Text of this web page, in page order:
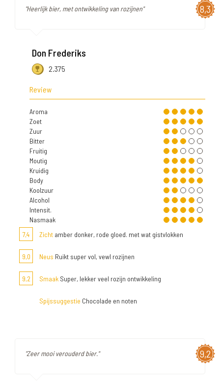
8,3
"Heerlijk bier, met ontwikkeling van rozijnen"
Don Frederiks
2.375
Review
Aroma
Zoet
Zuur
Bitter
Fruitig
Moutig
Kruidig
Body
Koolzuur
Alcohol
Intensit.
Nasmaak
7,4
Zicht amber donker, rode gloed. met wat gistvlokken
9,0 Neus Ruikt super vol, vewl rozijnen
9,2 Smaak Super, lekker veel rozijn ontwikkeling
Spijssuggestie Chocolade en noten
9,2
"Zeer mooi verouderd bier."